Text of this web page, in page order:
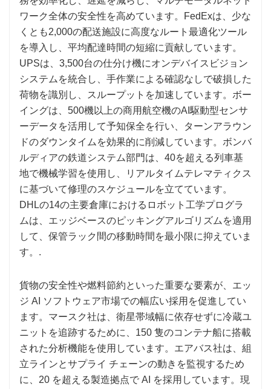
ワーク全体の安全性を高めています。FedExは、少な
くとも2,000の配送施設に高度なルート最適化ツール
を導入し、平均配達時間の短縮に貢献しています。
UPSは、3,500台の仕分け機にオンデバイスビジョン
システムを統合し、手作業による確認なしで破損した
荷物を識別し、スループットを加速しています。ボー
イングは、500機以上の商用航空機のAI駆動型センサ
ーデータを活用して予知保全を行い、ターンアラウン
ドのダウンタイムを効果的に削減しています。ボンバ
ルディアの鉄道システム部門は、40を超える列車基
地で機械学習を使用し、リアルタイムテレマティクス
に基づいて修理のスケジュールを立てています。
DHLの14の主要倉庫におけるロボット工学プログラ
ムは、エッジベースのピッキングアルゴリズムを適用
して、保管ラック間の移動時間を最小限に抑えていま
す。.
貨物の安全性や燃料節約といった重要な要素が、エッ
ジ AI ソフトウェア市場での幅広い採用を促進してい
ます。マースク社は、衛星帯域幅に依存せずに冷蔵ユ
ニットを追跡するために、150 隻のコンテナ船に搭載
された分析機能を使用しています。エアバス社は、組
立ラインとサプライ チェーンの動きを監視するため
に、20 を超える製造拠点で AI を採用しています。現